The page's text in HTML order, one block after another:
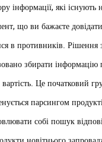
інформації, які існують
що ви бажаєте
в противників.
збирати інформацію
вартість. Це початковий
парсингом
собі пошук